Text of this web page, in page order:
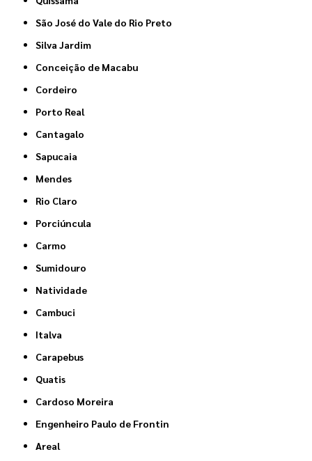
São José do Vale do Rio Preto
Silva Jardim
Conceição de Macabu
Cordeiro
Porto Real
Cantagalo
Sapucaia
Mendes
Rio Claro
Porciúncula
Carmo
Sumidouro
Natividade
Cambuci
Italva
Carapebus
Quatis
Cardoso Moreira
Engenheiro Paulo de Frontin
Areal